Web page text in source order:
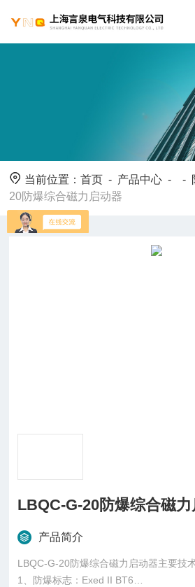
当前位置：首页 - 产品中心 - -
20防爆综合磁力启动器
LBQC-G-20防爆综合磁
产品简介
LBQC-G-20防爆综合磁力启动器主要技
1、防爆标志：Exed II BT6